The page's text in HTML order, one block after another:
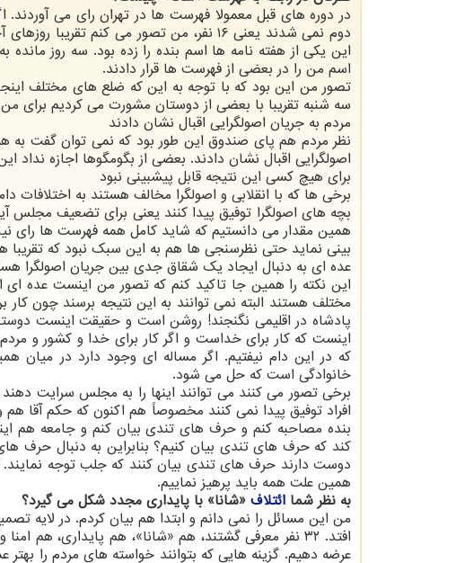
در دوره های قبل معمولا فهرست ها در تهران رای می آوردند.
دوم نمی شدند یعنی ۱۶ نفر، من تصور می
این یکی از هفته نامه ها اسم بنده را زده بود. سه روز
اسم من را در بعضی از فهرست ها قرار دادند.
تصور من این بود که با توجه به این که ضلع های مختلف
سه شنبه تقریبا با بعضی از دوستان مشورت می کردیم برای
مردم به جریان اصولگرایی اقبال نشان دادند
نظر مردم هم پای صندوق این طور بود که نمی توان گفت به
اصولگرایی اقبال نشان دادند. بعضی از بگومگوها اجازه
برای هیچ کسی این نتیجه قابل پیشبینی نبود
برخی ها که با انقلابی و اصولگرا مخالف هستند به اختلافات
بچه های اصولگرا توفیق پیدا کنند یعنی برای تضعیف مجلس
همین مقدار می دانستیم که شاید کامل همه فهرست ها رای
بینی نماید حتی نظرسنجی ها هم به این سبک نبود که تقریبا
عده ای به دنبال ایجاد یک شقاق جدی بین جریان اصولگرا
این نکته را همین جا تاکید کنم که تصور من اینست عده ای
مختلف هستند البته نمی توانند به این نتیجه برسند چون
پادشاه در اقلیمی نگنجند! روشن است و حقیقت اینست
اینست که کار برای خداست و اگر کار برای خدا و کشور و
که در این دام نیفتیم. اگر مساله ای وجود دارد در میان
خانوادگی است که حل می شود.
برخی تصور می کنند می توانند اینها را به مجلس سرایت
افراد توفیق پیدا نمی کنند مخصوصاً هم اکنون که حکم آقا هم
بنده مصاحبه کنم و حرف های تندی بیان کنم و جامعه هم
کند که حرف های تندی بیان کنیم؟ بنابراین به دنبال حرف
دوست دارند حرف های تندی بیان کنند که جلب توجه نمایند.
همین علت همه باید پرهیز نماییم.
به نظر شما ائتلاف «شانا» با پایداری مجدد شکل می گیرد؟
من این مسائل را نمی دانم و ابتدا هم بیان کردم. در لایه
افتد. ۳۲ نفر معرفی گشتند، هم «شانا»، هم پایداری، هم
عرضه دهیم. گزینه هایی که بتوانند خواسته های مردم را